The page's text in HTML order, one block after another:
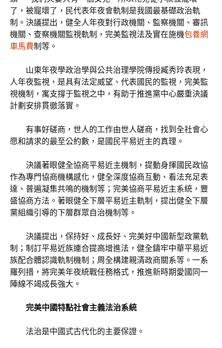
了，被寵壞了，民代表年夜會軌制是我國最基礎政治軌
制。決議提出，健全人年夜對行政機關、監察機關、審訊
機關、查察機關監視軌制，完美監視法及實在施機包養網
車馬費制等。
山東年夜學政治學與公共治理學院傳授臧秀玲表現，
人年夜監視，是具有法定威望、代表國民的監視，完美監
視機制，寓支撐于監視之中，有助于推進黨中心嚴重決議
計劃安排貫徹落實。
有事好磋商，世人的工作由世人磋商，找到全社會心
愿和請求的最至公約數，是國民平易近主的真理。
決議著眼健全協商平易近主機制，提動身揮國民政協
作為專門協商機構感化，健全深度協商互動、看法充足表
達、普遍凝集共鳴的機制等；完美協商平易近主系統，豐
盛協商方法。著眼健全下層平易近主軌制，提出健全下層
黨組織引導的下層群眾自治機制等。
決議提出，保持好、成長好、完美好中國新型政黨軌
制；制訂平易近族連合提高增進法，健全鑄牢中華平易近
族配合體認識軌制機制；周全構建親清政商關系等。一系
羅列措，將完美年夜統戰任務格式，推進新時期愛國同一
陣線不竭成長強大。
完美中國特點社會主義法治系統
法治是中國式古代化的主要保證。